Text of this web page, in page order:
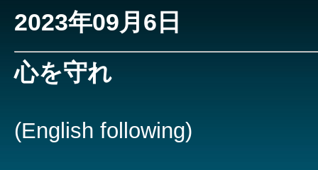
2023年09月6日
心を守れ
(English following)